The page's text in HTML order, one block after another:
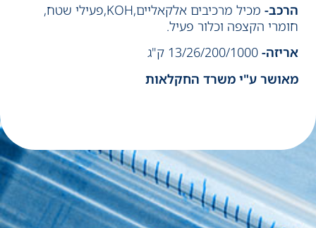
הרכב-
מכיל מרכיבים אלקאליים,KOH,פעילי שטח,
חומרי הקצפה וכלור פעיל.
אריזה-
מאושר ע"י משרד החקלאות